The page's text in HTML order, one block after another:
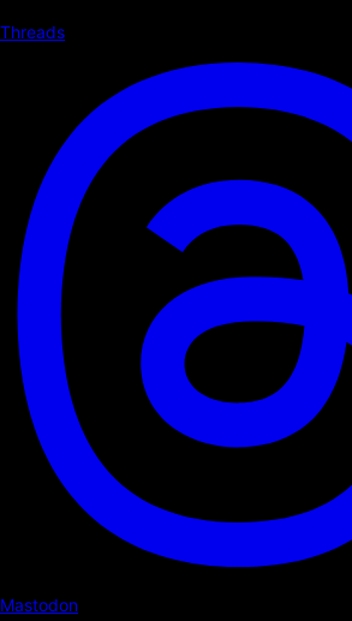
Threads
Mastodon